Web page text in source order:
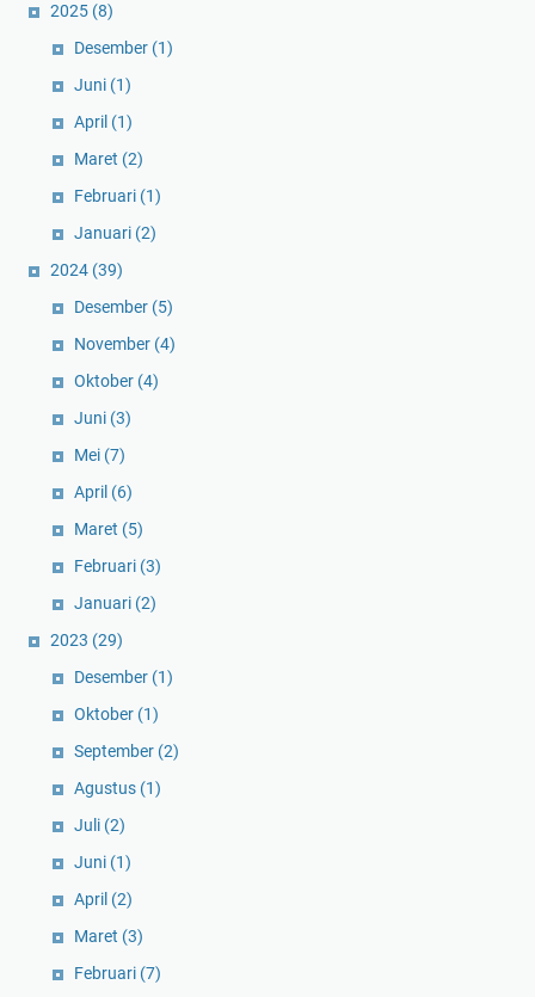
2025 (8)
Desember (1)
Juni (1)
April (1)
Maret (2)
Februari (1)
Januari (2)
2024 (39)
Desember (5)
November (4)
Oktober (4)
Juni (3)
Mei (7)
April (6)
Maret (5)
Februari (3)
Januari (2)
2023 (29)
Desember (1)
Oktober (1)
September (2)
Agustus (1)
Juli (2)
Juni (1)
April (2)
Maret (3)
Februari (7)